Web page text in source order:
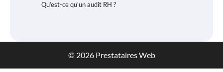
Qu’est-ce qu’un audit RH ?
© 2026 Prestataires Web